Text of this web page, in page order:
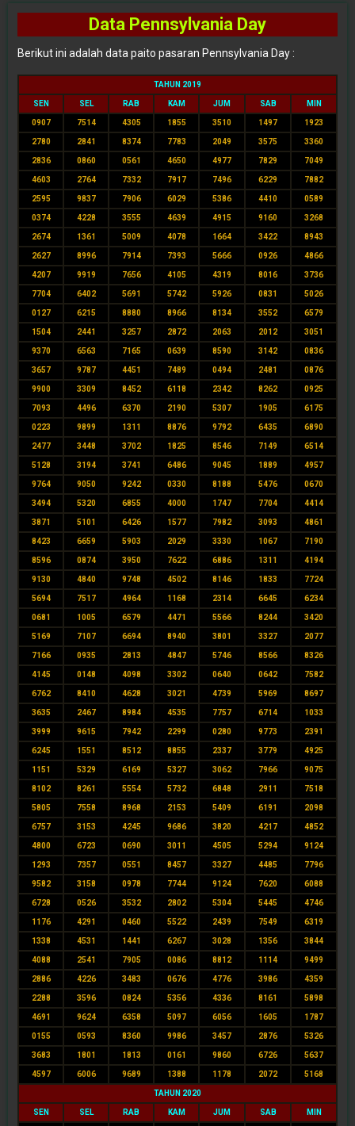
Data Pennsylvania Day
Berikut ini adalah data paito pasaran Pennsylvania Day :
TAHUN 2019
SEN SEL RAB KAM JUM SAB MIN
0907 7514 4305 1855 3510 1497 1923
2780 2841 8374 7783 2049 3575 3360
2836 0860 0561 4650 4977 7829 7049
4603 2764 7332 7917 7496 6229 7882
2595 9837 7906 6029 5386 4410 0589
0374 4228 3555 4639 4915 9160 3268
2674 1361 5009 4078 1664 3422 8943
2627 8996 7914 7393 5666 0926 4866
4207 9919 7656 4105 4319 8016 3736
7704 6402 5691 5742 5926 0831 5026
0127 6215 8880 8966 8134 3552 6579
1504 2441 3257 2872 2063 2012 3051
9370 6563 7165 0639 8590 3142 0836
3657 9787 4451 7489 0494 2481 0876
9900 3309 8452 6118 2342 8262 0925
7093 4496 6370 2190 5307 1905 6175
0223 9899 1311 8876 9792 6435 6890
2477 3448 3702 1825 8546 7149 6514
5128 3194 3741 6486 9045 1889 4957
9764 9050 9242 0330 8188 5476 0670
3494 5320 6855 4000 1747 7704 4414
3871 5101 6426 1577 7982 3093 4861
8423 6659 5903 2029 3330 1067 7190
8596 0874 3950 7622 6886 1311 4194
9130 4840 9748 4502 8146 1833 7724
5694 7517 4964 1168 2314 6645 6234
0681 1005 6579 4471 5566 8244 3420
5169 7107 6694 8940 3801 3327 2077
7166 0935 2813 4847 5746 8566 8326
4145 0148 4098 3302 0640 0642 7582
6762 8410 4628 3021 4739 5969 8697
3635 2467 8984 4535 7757 6714 1033
3999 9615 7942 2299 0280 9773 2391
6245 1551 8512 8855 2337 3779 4925
1151 5329 6169 5327 3062 7966 9075
8102 8261 5554 5732 6848 2911 7518
5805 7558 8968 2153 5409 6191 2098
6757 3153 4245 9686 3820 4217 4852
4800 6723 0690 3011 4505 5294 9124
1293 7357 0551 8457 3327 4485 7796
9582 3158 0978 7744 9124 7620 6088
6728 0526 3532 2802 5304 5445 4746
1176 4291 0460 5522 2439 7549 6319
1338 4531 1441 6267 3028 1356 3844
4088 2541 7905 0086 8812 1114 9499
2886 4226 3483 0676 4776 3986 4359
2288 3596 0824 5356 4336 8161 5898
4691 9624 6358 5097 6056 1605 1787
0155 0593 8360 9986 3457 2876 5326
3683 1801 1813 0161 9860 6726 5637
4597 6006 9689 1388 1178 2072 5168
TAHUN 2020
SEN SEL RAB KAM JUM SAB MIN